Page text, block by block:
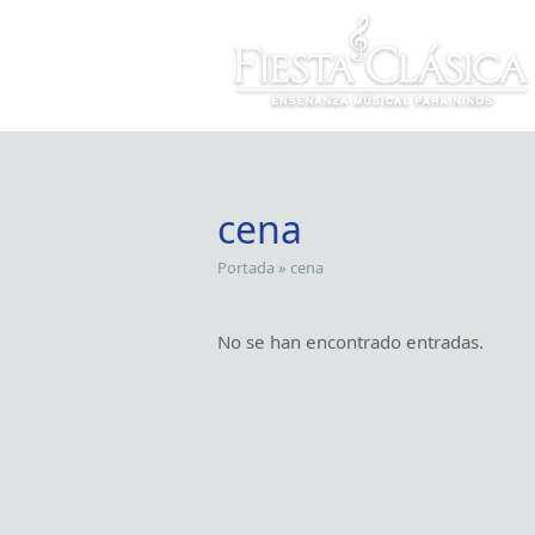
cena
Portada » cena
No se han encontrado entradas.